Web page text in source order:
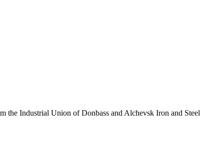
Industrial Union of Donbass and Alchevsk Iron and Steel